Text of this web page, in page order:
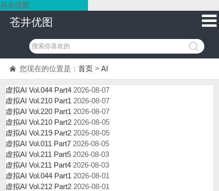
苍井优图
苍井优图
您现在的位置是： 首页 > AI
虚拟AI Vol.044 Part4 2026-08-07
虚拟AI Vol.210 Part1 2026-08-07
虚拟AI Vol.220 Part1 2026-08-07
虚拟AI Vol.210 Part2 2026-08-05
虚拟AI Vol.219 Part2 2026-08-05
虚拟AI Vol.011 Part7 2026-08-05
虚拟AI Vol.211 Part5 2026-08-03
虚拟AI Vol.211 Part4 2026-08-03
虚拟AI Vol.044 Part1 2026-08-01
虚拟AI Vol.212 Part2 2026-08-01